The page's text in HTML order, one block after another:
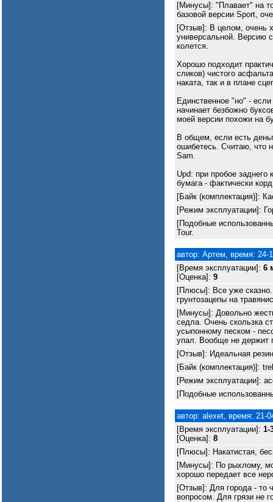
[Минусы]: "Плавает" на
базовой версии Sport,
[Отзыв]: В целом, очень
универсальной. Версию
колется.
Хорошо подходит
сликов) чистого
наката, так и в плане
Единственное "но" -
начинает безбожно
моей версии похожи на
В общем, если есть
ошибетесь. Считаю, что
Sam.
Upd: при пробое
бумага - фактически
[Байк (комплектация)]:
[Режим эксплуатации]:
[Подобные
Tour.
автор: Артем, время: 24-
[Время эксплуатации]: 6
[Оценка]: 9
[Плюсы]: Все уже
грунтозацепы на
[Минусы]: Довольно
седла. Очень скользка
усыпонному песком -
упал. Вообще не держит
[Отзыв]: Идеальная
[Байк (комплектация)]:
[Режим эксплуатации]:
[Подобные
автор: alexet, время: 21-
[Время эксплуатации]: 1-
[Оценка]: 8
[Плюсы]: Накатистая,
[Минусы]: По рыхлому,
хорошо передает все
[Отзыв]: Для города - то
вопросом. Для грязи не